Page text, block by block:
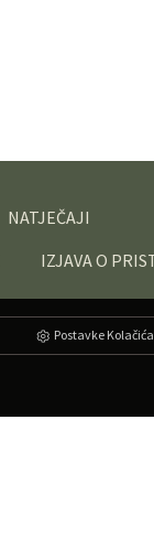
NATJEČAJI
IZJAVA O
Postavke Kolačića